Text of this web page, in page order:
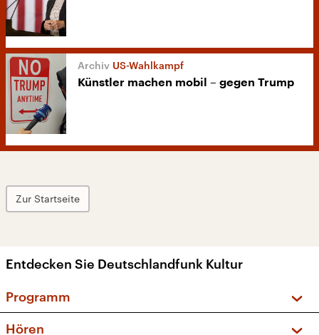
US-Wahlkampf
Künstler machen mobil – gegen Trump
Zur Startseite
Entdecken Sie Deutschlandfunk Kultur
Programm
Hören